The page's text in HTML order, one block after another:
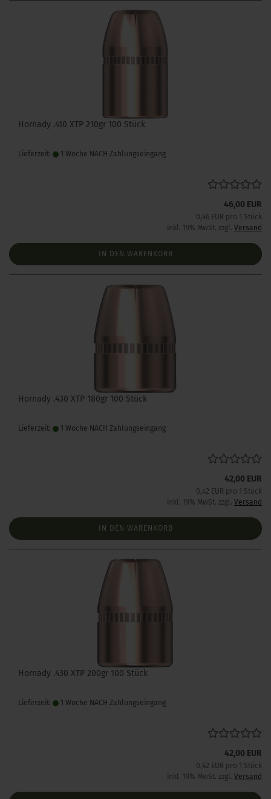
Hornady .410 XTP 210gr 100 Stück
Lieferzeit: 1 Woche NACH Zahlungseingang
46,00 EUR
0,46 EUR pro 1 Stück
inkl. 19% MwSt. zzgl. Versand
IN DEN WARENKORB
Hornady .430 XTP 180gr 100 Stück
Lieferzeit: 1 Woche NACH Zahlungseingang
42,00 EUR
0,42 EUR pro 1 Stück
inkl. 19% MwSt. zzgl. Versand
IN DEN WARENKORB
Hornady .430 XTP 200gr 100 Stück
Lieferzeit: 1 Woche NACH Zahlungseingang
42,00 EUR
0,42 EUR pro 1 Stück
inkl. 19% MwSt. zzgl. Versand